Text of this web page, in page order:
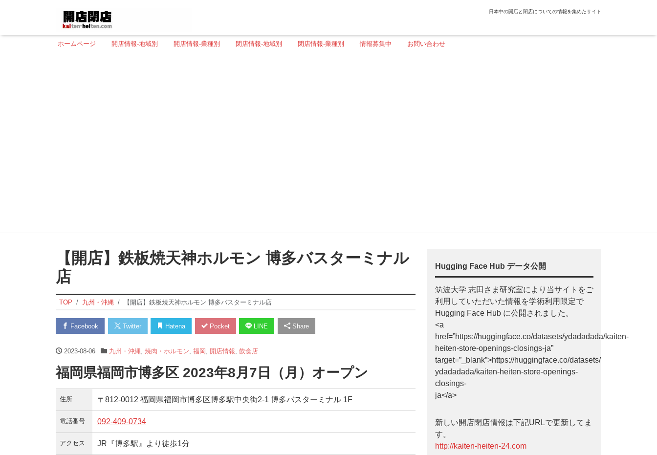
日本中の開店と閉店についての情報を集めたサイト
ホームページ 開店情報-地域別 開店情報-業種別 閉店情報-地域別 閉店情報-業種別 情報募集中 お問い合わせ
【開店】鉄板焼天神ホルモン 博多バスターミナル
店
TOP 九州・沖縄 【開店】鉄板焼天神ホルモン 博多バスターミナル店
Facebook Twitter Hatena Pocket LINE Share
2023-08-06 九州・沖縄 焼肉・ホルモン 福岡 開店情報 飲食店
福岡県福岡市博多区 2023年8月7日（月）オープン
住所 〒812-0012 福岡県福岡市博多区博多駅中央街2-1 博多バスターミナル 1F
電話番号 092-409-0734
アクセス JR『博多駅』より徒歩1分
Hugging Face Hub データ公開
筑波大学 志田さま研究室により当サイトをご
利用していただいた情報を学術利用限定で
Hugging Face Hub に公開されました。
<a
href=”https://huggingface.co/datasets/ydadadada/kaiten-
heiten-store-openings-closings-ja”
target=”_blank”>https://huggingface.co/datasets/
ydadadada/kaiten-heiten-store-openings-
closings-
ja</a>
新しい開店閉店情報は下記URLで更新してま
す。
http://kaiten-heiten-24.com